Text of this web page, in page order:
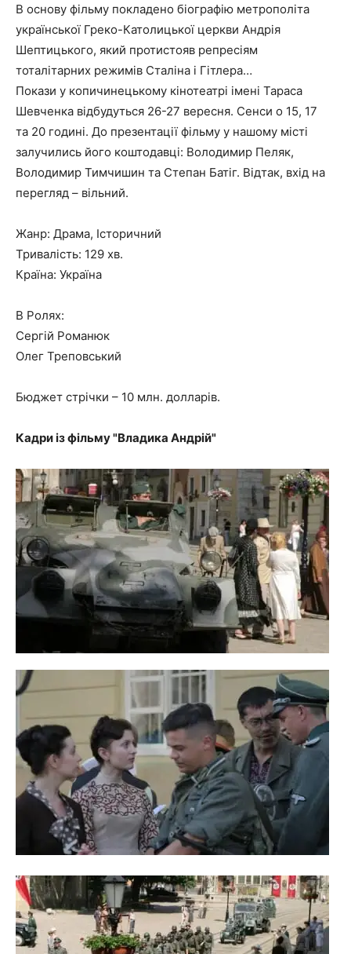
В основу фільму покладено біографію метрополіта
української Греко-Католицької церкви Андрія
Шептицького, який протистояв репресіям
тоталітарних режимів Сталіна і Гітлера…
Покази у копичинецькому кінотеатрі імені Тараса
Шевченка відбудуться 26-27 вересня. Сенси о 15, 17
та 20 годині. До презентації фільму у нашому місті
залучились його коштодавці: Володимир Пеляк,
Володимир Тимчишин та Степан Батіг. Відтак, вхід на
перегляд – вільний.
Жанр: Драма, Історичний
Тривалість: 129 хв.
Країна: Україна
В Ролях:
Сергій Романюк
Олег Треповський
Бюджет стрічки – 10 млн. долларів.
Кадри із фільму "Владика Андрій"